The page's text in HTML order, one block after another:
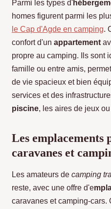
Parmi les types d'
homes figurent parmi les
le Cap d'Agde en camping.
confort d'un appartement
propre au camping. Ils sont
famille ou entre amis,
de vie spacieux et bien
services et des
piscine, les aires de jeux
Les emplacements
caravanes et
Les amateurs de camping
reste, avec une offre d'e
caravanes et camping-cars.